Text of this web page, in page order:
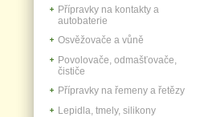
Přípravky na kontakty a
autobaterie
Osvěžovače a vůně
Povolovače, odmašťovače,
čističe
Přípravky na řemeny a řetězy
Lepidla, tmely, silikony